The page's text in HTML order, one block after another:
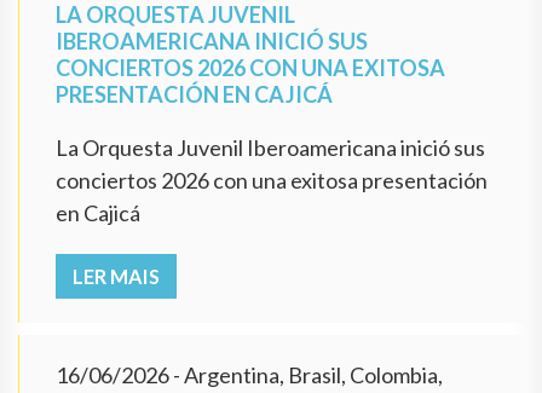
LA ORQUESTA JUVENIL
IBEROAMERICANA INICIÓ SUS
CONCIERTOS 2026 CON UNA EXITOSA
PRESENTACIÓN EN CAJICÁ
La Orquesta Juvenil Iberoamericana inició sus
conciertos 2026 con una exitosa presentación
en Cajicá
LER MAIS
16/06/2026- Argentina, Brasil, Colombia,